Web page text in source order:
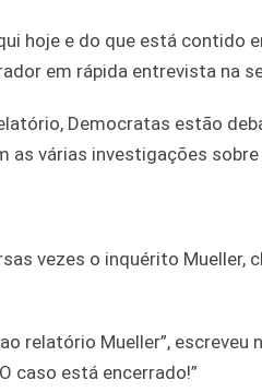
hoje e do que está
em rápida entrevista na
Democratas estão
as várias investigações
vezes o inquérito
relatório Mueller”,
caso está encerrado!”